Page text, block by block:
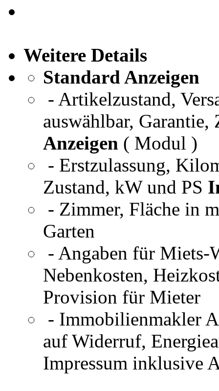
Weitere Details
Standard Anzeigen
- Artikelzustand,
auswählbar,
Anzeigen ( Modul )
- Erstzulassung,
Zustand, kW und PS
- Zimmer, Fläche in
Garten
- Angaben für Miets-
Nebenkosten,
Provision für Mieter
- Immobilienmakler
auf Widerruf,
Impressum inklusive